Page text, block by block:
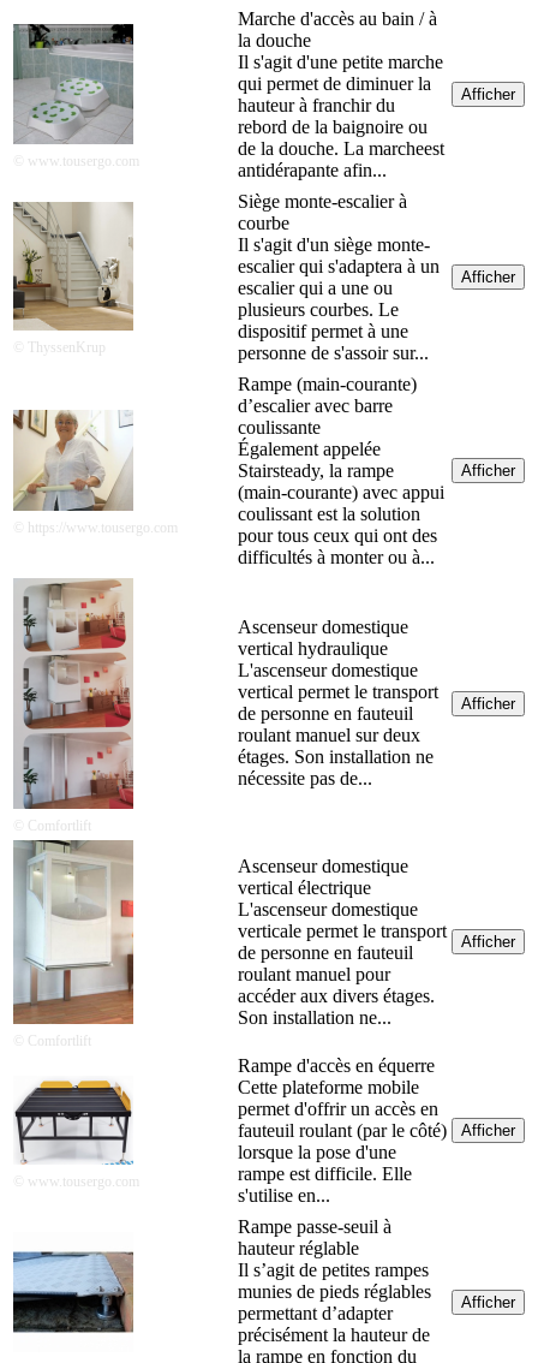
© www.tousergo.com
Marche d'accès au bain / à
la douche
Il s'agit d'une petite marche
qui permet de diminuer la
hauteur à franchir du
rebord de la baignoire ou
de la douche. La marcheest
antidérapante afin...
Afficher
© ThyssenKrup
Siège monte-escalier à
courbe
Il s'agit d'un siège monte-
escalier qui s'adaptera à un
escalier qui a une ou
plusieurs courbes. Le
dispositif permet à une
personne de s'assoir sur...
Afficher
© https://www.tousergo.com
Rampe (main-courante)
d’escalier avec barre
coulissante
Également appelée
Stairsteady, la rampe
(main-courante) avec appui
coulissant est la solution
pour tous ceux qui ont des
difficultés à monter ou à...
Afficher
© Comfortlift
Ascenseur domestique
vertical hydraulique
L'ascenseur domestique
vertical permet le transport
de personne en fauteuil
roulant manuel sur deux
étages. Son installation ne
nécessite pas de...
Afficher
© Comfortlift
Ascenseur domestique
vertical électrique
L'ascenseur domestique
verticale permet le transport
de personne en fauteuil
roulant manuel pour
accéder aux divers étages.
Son installation ne...
Afficher
© www.tousergo.com
Rampe d'accès en équerre
Cette plateforme mobile
permet d'offrir un accès en
fauteuil roulant (par le côté)
lorsque la pose d'une
rampe est difficile. Elle
s'utilise en...
Afficher
Rampe passe-seuil à
hauteur réglable
Il s’agit de petites rampes
munies de pieds réglables
permettant d’adapter
précisément la hauteur de
la rampe en fonction du
Afficher